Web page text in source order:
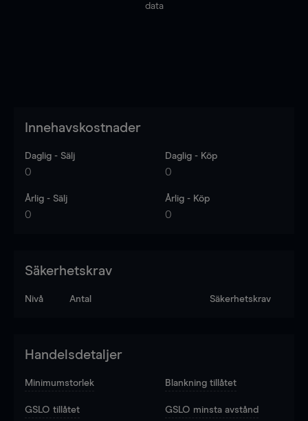
data
Innehavskostnader
Daglig - Sälj
0
Daglig - Köp
0
Årlig - Sälj
0
Årlig - Köp
0
Säkerhetskrav
Nivå Antal Säkerhetskrav
Handelsdetaljer
Minimumstorlek Blankning tillåtet
GSLO tillåtet GSLO minsta avstånd